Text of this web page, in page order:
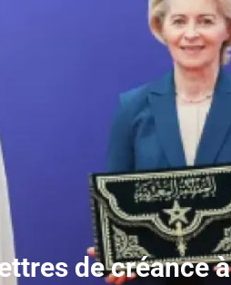
de créance à